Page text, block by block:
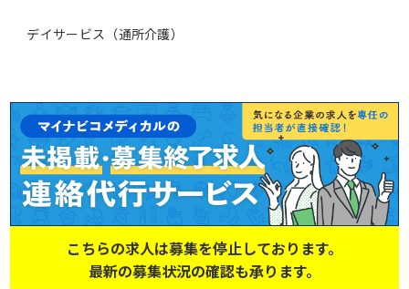
デイサービス（通所介護）
こちらの求人は募集を停止しております。
最新の募集状況の確認も承ります。